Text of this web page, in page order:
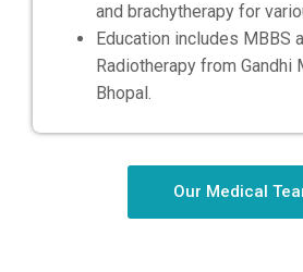
and brachytherapy for
Education includes MBBS
Radiotherapy from Gandhi
Bhopal.
Our Medical